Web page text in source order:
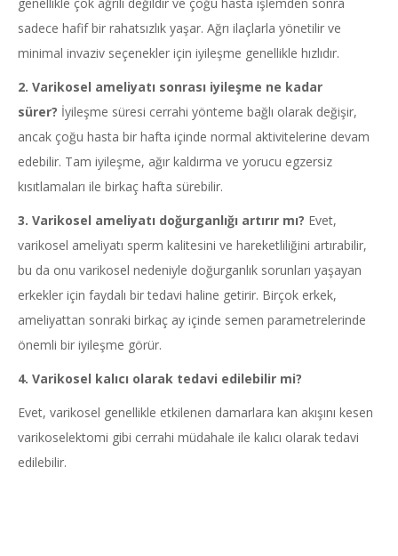
sadece hafif bir rahatsızlık yaşar. Ağrı ilaçlarla yönetilir ve
minimal invaziv seçenekler için iyileşme genellikle hızlıdır.
2. Varikosel ameliyatı sonrası iyileşme ne kadar
sürer? İyileşme süresi cerrahi yönteme bağlı olarak değişir,
ancak çoğu hasta bir hafta içinde normal aktivitelerine devam
edebilir. Tam iyileşme, ağır kaldırma ve yorucu egzersiz
kısıtlamaları ile birkaç hafta sürebilir.
3. Varikosel ameliyatı doğurganlığı artırır mı? Evet,
varikosel ameliyatı sperm kalitesini ve hareketliliğini artırabilir,
bu da onu varikosel nedeniyle doğurganlık sorunları yaşayan
erkekler için faydalı bir tedavi haline getirir. Birçok erkek,
ameliyattan sonraki birkaç ay içinde semen parametrelerinde
önemli bir iyileşme görür.
4. Varikosel kalıcı olarak tedavi edilebilir mi?
Evet, varikosel genellikle etkilenen damarlara kan akışını kesen
varikoselektomi gibi cerrahi müdahale ile kalıcı olarak tedavi
edilebilir.